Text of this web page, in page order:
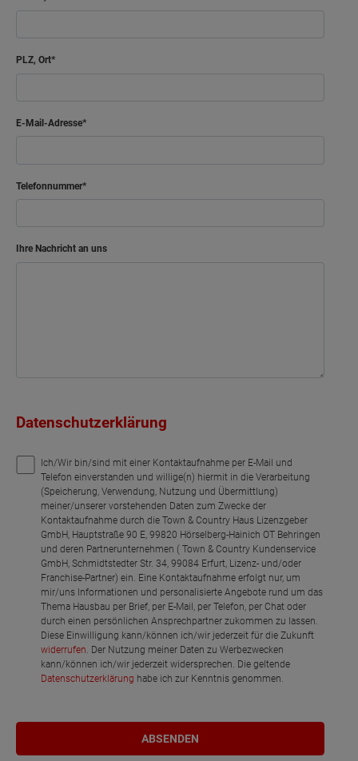
PLZ, Ort
E-Mail-Adresse
Telefonnummer
Ihre Nachricht an uns
Datenschutzerklärung
Ich/Wir bin/sind mit einer Kontaktaufnahme per E-Mail und
Telefon einverstanden und willige(n) hiermit in die Verarbeitung
(Speicherung, Verwendung, Nutzung und Übermittlung)
meiner/unserer vorstehenden Daten zum Zwecke der
Kontaktaufnahme durch die Town & Country Haus Lizenzgeber
GmbH, Hauptstraße 90 E, 99820 Hörselberg-Hainich OT Behringen
und deren Partnerunternehmen ( Town & Country Kundenservice
GmbH, Schmidtstedter Str. 34, 99084 Erfurt, Lizenz- und/oder
Franchise-Partner) ein. Eine Kontaktaufnahme erfolgt nur, um
mir/uns Informationen und personalisierte Angebote rund um das
Thema Hausbau per Brief, per E-Mail, per Telefon, per Chat oder
durch einen persönlichen Ansprechpartner zukommen zu lassen.
Diese Einwilligung kann/können ich/wir jederzeit für die Zukunft
widerrufen. Der Nutzung meiner Daten zu Werbezwecken
kann/können ich/wir jederzeit widersprechen. Die geltende
Datenschutzerklärung habe ich zur Kenntnis genommen.